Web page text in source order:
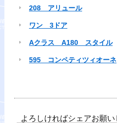
208 アリュール
ワン 3ドア
Aクラス A180 スタイル
595 コンペティツィオーネ
よろしければシェアお願い